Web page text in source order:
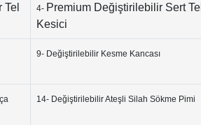
4- Premium Değiştirilebilir Sert Tel
Kesici
9- Değiştirilebilir Kesme Kancası
14- Değiştirilebilir Ateşli Silah Sökme Pimi